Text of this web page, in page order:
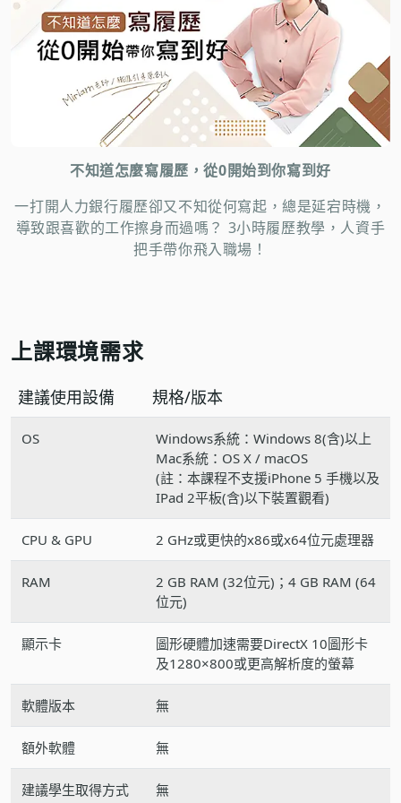
不知道怎麼寫履歷，從0開始到你寫到好
一打開人力銀行履歷卻又不知從何寫起，總是延宕時機，
導致跟喜歡的工作擦身而過嗎？ 3小時履歷教學，人資手
把手帶你飛入職場！
上課環境需求
建議使用設備 規格/版本
OS
Windows系統：Windows 8(含)以上
Mac系統：OS X / macOS
(註：本課程不支援iPhone 5 手機以及
IPad 2平板(含)以下裝置觀看)
CPU & GPU 2 GHz或更快的x86或x64位元處理器
RAM
2 GB RAM (32位元)；4 GB RAM (64
位元)
顯示卡
圖形硬體加速需要DirectX 10圖形卡
及1280×800或更高解析度的螢幕
軟體版本 無
額外軟體 無
建議學生取得方式 無